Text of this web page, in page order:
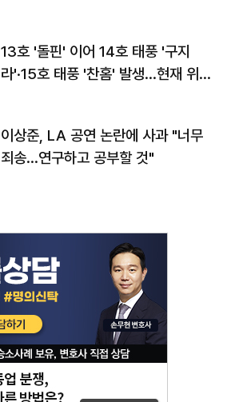
13호 '돌핀' 이어 14호 태풍 '구지
라'·15호 태풍 '찬홈' 발생…현재 위
이상준, LA 공연 논란에 사과 "너무
죄송…연구하고 공부할 것"